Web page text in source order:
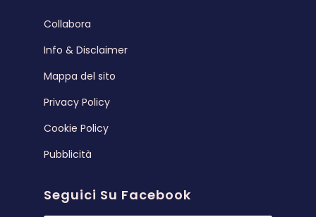
Collabora
Info & Disclaimer
Mappa del sito
Privacy Policy
Cookie Policy
Pubblicità
Seguici Su Facebook